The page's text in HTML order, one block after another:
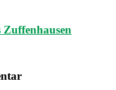
Zuffenhausen